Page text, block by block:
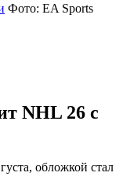
Фото: EA Sports
NHL 26 с
обложкой стал